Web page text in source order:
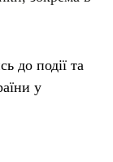
до події та
у